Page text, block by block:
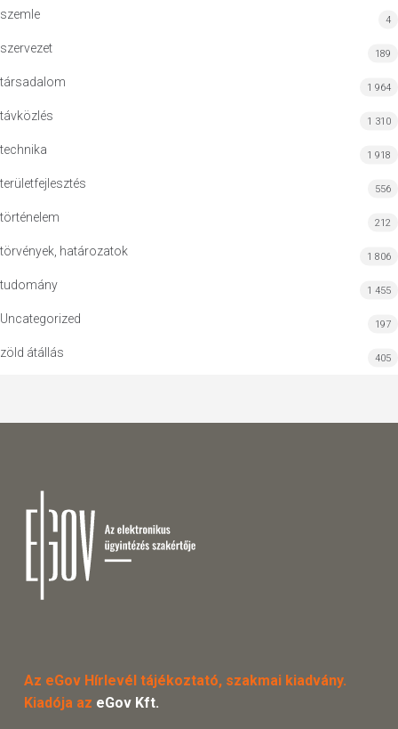
szemle 4
szervezet 189
társadalom 1 964
távközlés 1 310
technika 1 918
területfejlesztés 556
történelem 212
törvények, határozatok 1 806
tudomány 1 455
Uncategorized 197
zöld átállás 405
Az eGov Hírlevél tájékoztató, szakmai kiadvány.
Kiadója az eGov Kft.